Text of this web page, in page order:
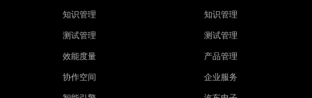
知识管理
测试管理
效能度量
协作空间
知识管理
测试管理
产品管理
企业服务